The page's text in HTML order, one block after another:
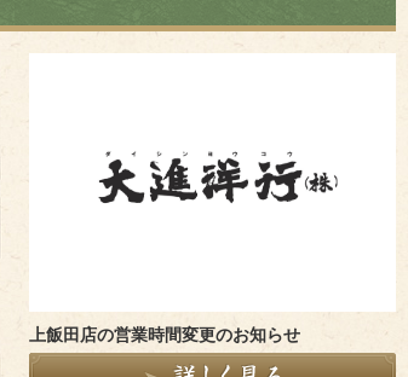
上飯田店の営業時間変更のお知らせ